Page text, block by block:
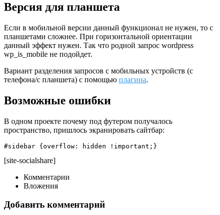
Версия для планшета
Если в мобильной версии данный функционал не нужен, то с
планшетами сложнее. При горизонтальной ориентации
данный эффект нужен. Так что родной запрос wordpress
wp_is_mobile не подойдет.
Вариант разделения запросов с мобильных устройств (с
телефона/с планшета) с помощью плагина.
Возможные ошибки
В одном проекте почему под футером получалось
пространство, пришлось экранировать сайтбар:
#sidebar {overflow: hidden !important;}
[site-socialshare]
Комментарии
Вложения
Добавить комментарий